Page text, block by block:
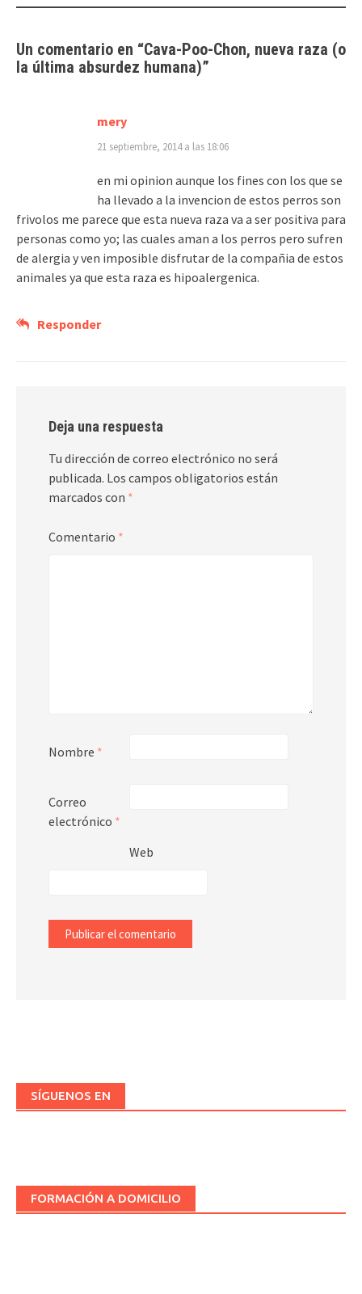
Un comentario en “Cava-Poo-Chon, nueva raza (o
la última absurdez humana)”
mery
21 septiembre, 2014 a las 18:06
en mi opinion aunque los fines con los que se
ha llevado a la invencion de estos perros son
frivolos me parece que esta nueva raza va a ser positiva para
personas como yo; las cuales aman a los perros pero sufren
de alergia y ven imposible disfrutar de la compañia de estos
animales ya que esta raza es hipoalergenica.
Responder
Deja una respuesta
Tu dirección de correo electrónico no será
publicada. Los campos obligatorios están
marcados con *
Comentario *
Nombre *
Correo
electrónico *
Web
SÍGUENOS EN
FORMACIÓN A DOMICILIO